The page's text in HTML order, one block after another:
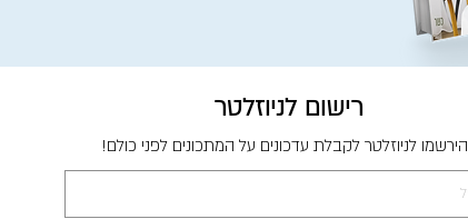
רישום לניוזלטר
הירשמו לניוזלטר לקבלת עדכונים על המתכונים לפני כולם!